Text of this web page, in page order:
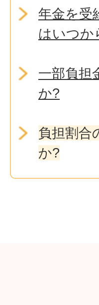
年金を受
はいつか
一部負担
か?
負担割合
か?